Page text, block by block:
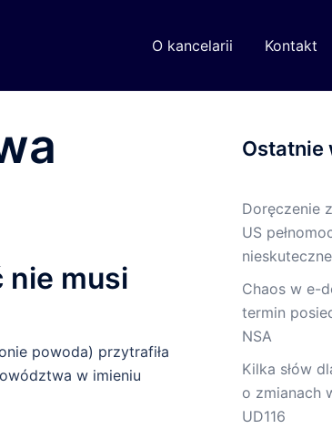
O kancelarii Kontakt
nie musi
powoda) przytrafiła
w imieniu
Ostatnie
Doręczenie
US
nieskuteczne
Chaos w e-
termin
NSA
Kilka słów
o zmianach
UD116